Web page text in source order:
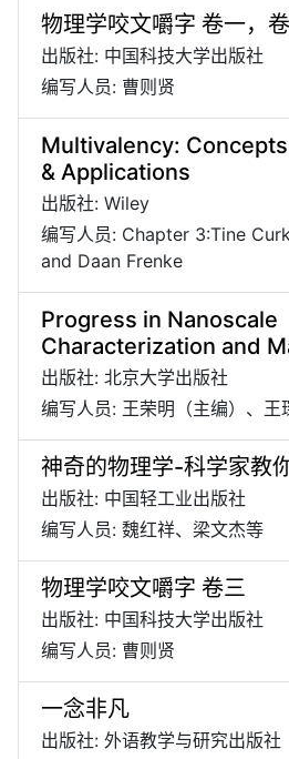
物理学咬文嚼字 卷一，
出版社: 中国科技大学出版社
编写人员: 曹则贤
Multivalency:
& Applications
出版社: Wiley
编写人员: Chapter 3:Tine
and Daan Frenke
Progress in Nanoscale
Characterization and
出版社: 北京大学出版社
编写人员: 王荣明（主编）、王
神奇的物理学-科学家教
出版社: 中国轻工业出版社
编写人员: 魏红祥、梁文杰等
物理学咬文嚼字 卷三
出版社: 中国科技大学出版社
编写人员: 曹则贤
一念非凡
出版社: 外语教学与研究出版社